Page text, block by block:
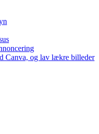
Canva, og lav lækre billeder